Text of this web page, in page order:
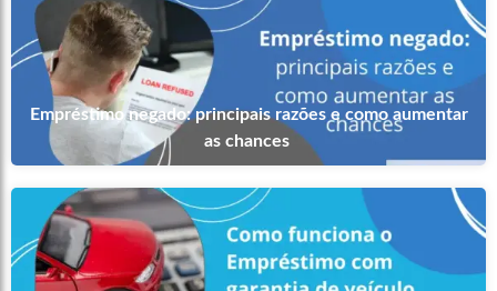
Empréstimo negado: principais razões e como aumentar
as chances